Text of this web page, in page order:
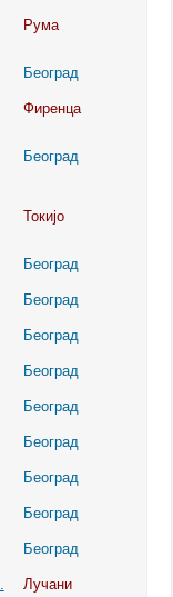
Рума
Београд
Фиренца
Београд
Токијо
Београд
Београд
Београд
Београд
Београд
Београд
Београд
Београд
Београд
Лучани